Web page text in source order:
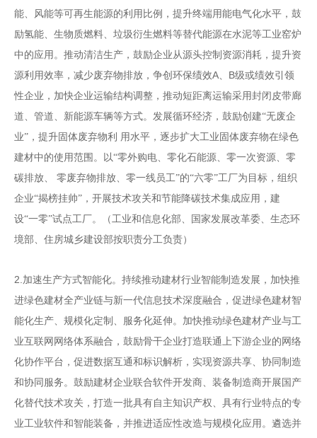
能、风能等可再生能源的利用比例，提升终端用能电气化水平，鼓
励氢能、生物质燃料、垃圾衍生燃料等替代能源在水泥等工业窑炉
中的应用。推动清洁生产，鼓励企业从源头控制资源消耗 ， 提升资
源利用效率，减少废弃物排放，争创环保绩效A、 B级或绩效引领
性企业，加快企业运输结构调整，推动短距离运输采用封闭皮带廊
道、管道、新能源车辆等方式。 发展循环经济，鼓励创建“无废企
业”，提升固体废弃物利 用水平，逐步扩大工业固体废弃物在绿色
建材中的使用范围。以“零外购电、零化石能源、零一次资源、零
碳排放、 零废弃物排放、零一线员工”的“六零”工厂为目标，组织
企业“揭榜挂帅”，开展技术攻关和节能降碳技术集成应用， 建
设“一零”试点工厂。 （工业和信息化部、国家发展改革委、 生态环
境部、住房城乡建设部按职责分工负责）
2. 加速生产方式智能化。持续推动建材行业智能制造发展，加快推
进绿色建材全产业链与新一代信息技术深度融合，促进绿色建材智
能化生产、规模化定制、服务化延伸。加快推动绿色建材产业与工
业互联网网络体系融合，鼓励骨干企业打造联通上下游企业的网络
化协作平台，促进数据互通和标识解析，实现资源共享、协同制造
和协同服务。鼓励建材企业联合软件开发商、装备制造商开展国产
化替代技术攻关，打造一批具有自主知识产权、具有行业特点的专
业工业软件和智能装备，并推进适应性改造与规模化应用。遴选并